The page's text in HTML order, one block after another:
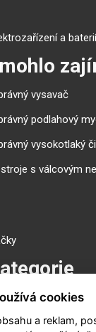
a baterií
vysavač
podlahový
vysokotlaký
s válcovým
cookies
a reklam,